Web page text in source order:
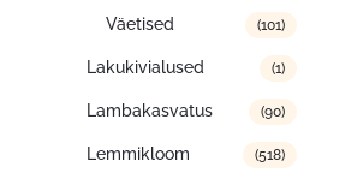
Väetised (101)
Lakukivialused (1)
Lambakasvatus (90)
Lemmikloom (518)